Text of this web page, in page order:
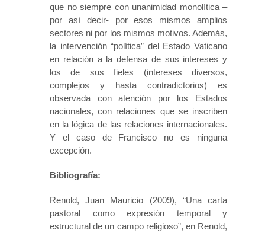
que no siempre con unanimidad monolítica –
por así decir- por esos mismos amplios
sectores ni por los mismos motivos. Además,
la intervención “política” del Estado Vaticano
en relación a la defensa de sus intereses y
los de sus fieles (intereses diversos,
complejos y hasta contradictorios) es
observada con atención por los Estados
nacionales, con relaciones que se inscriben
en la lógica de las relaciones internacionales.
Y el caso de Francisco no es ninguna
excepción.
Bibliografía:
Renold, Juan Mauricio (2009), “Una carta
pastoral como expresión temporal y
estructural de un campo religioso”, en Renold,